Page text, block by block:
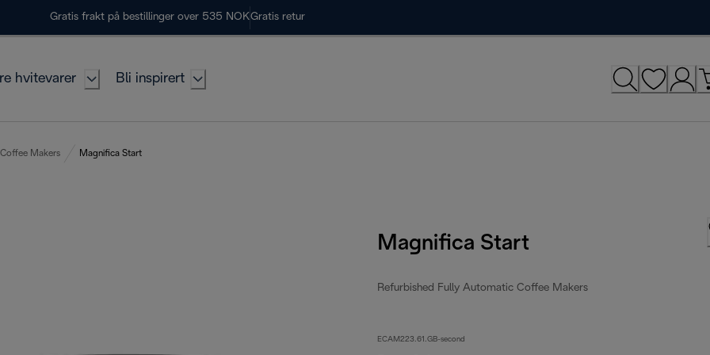
Gratis frakt på bestillinger over 535 NOKGratis retur
hvitevarer Bli inspirert
Makers Magnifica Start
Magnifica Start
Refurbished Fully Automatic Coffee Makers
ECAM223.61.GB-second